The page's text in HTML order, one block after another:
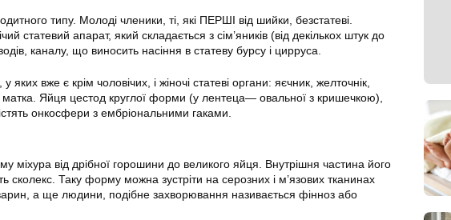
типу. Молоді членики, ті, які ПЕРШІ від шийки, безстатеві.
статевий апарат, який складається з сім’яників (від декількох штук до
каналу, що виносить насіння в статеву бурсу і цирруса.
вже є крім чоловічих, і жіночі статеві органи: яєчник, желточнік,
матка. Яйця цестод круглої форми (у лентеца— овальної з кришечкою),
онкосфери з ембріональними гаками.
міхура від дрібної горошини до великого яйця. Внутрішня частина його
сколекс. Таку форму можна зустріти на серозних і м’язових тканинах
а ще людини, подібне захворювання називається фінноз або